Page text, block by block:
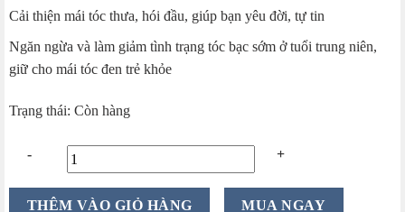
Cải thiện mái tóc thưa, hói đầu, giúp bạn yêu đời, tự tin
Ngăn ngừa và làm giảm tình trạng tóc bạc sớm ở tuổi trung niên,
giữ cho mái tóc đen trẻ khỏe
Trạng thái: Còn hàng
THÊM VÀO GIỎ HÀNG MUA NGAY